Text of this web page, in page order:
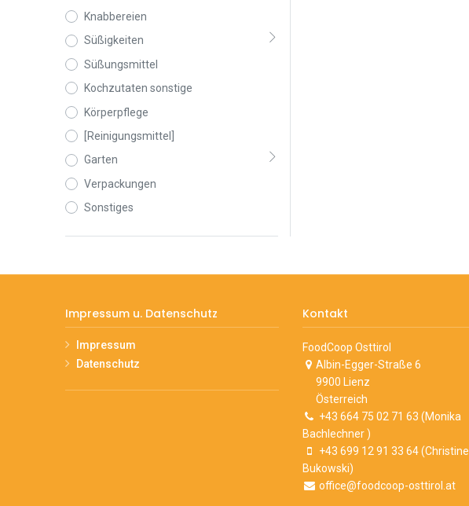
Knabbereien
Süßigkeiten
Süßungsmittel
Kochzutaten sonstige
Körperpflege
[Reinigungsmittel]
Garten
Verpackungen
Sonstiges
Impressum u. Datenschutz
Impressum
Datenschutz
Kontakt
FoodCoop Osttirol
Albin-Egger-Straße 6
9900 Lienz
Österreich
+43 664 75 02 71 63 (Monika
Bachlechner )
+43 699 12 91 33 64 (Christine
Bukowski)
office@foodcoop-osttirol.at